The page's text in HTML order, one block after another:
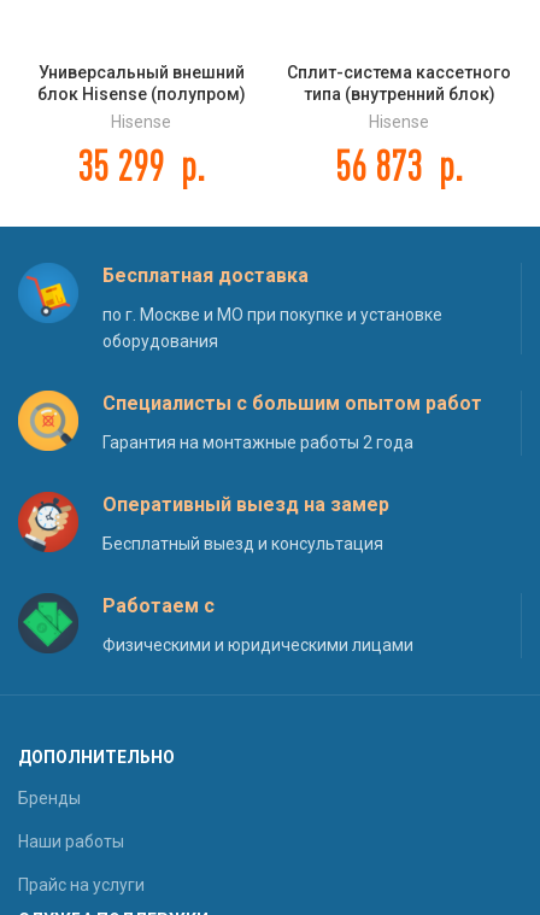
Универсальный внешний
блок Hisense (полупром)
AUW-18H4SS
Hisense
35 299 р.
Сплит-система кассетного
типа (внутренний блок)
Hisense AUC-48UX4SFA DC
Hisense
56 873 р.
Бесплатная доставка
по г. Москве и МО при покупке и установке
оборудования
Специалисты с большим опытом работ
Гарантия на монтажные работы 2 года
Оперативный выезд на замер
Бесплатный выезд и консультация
Работаем с
Физическими и юридическими лицами
ДОПОЛНИТЕЛЬНО
Бренды
Наши работы
Прайс на услуги